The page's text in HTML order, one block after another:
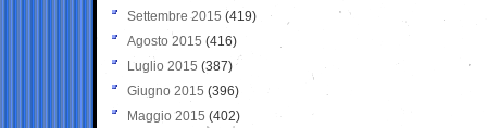
Settembre 2015 (419)
Agosto 2015 (416)
Luglio 2015 (387)
Giugno 2015 (396)
Maggio 2015 (402)